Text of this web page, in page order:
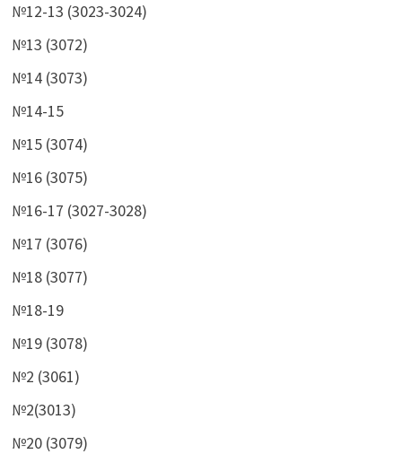
№12-13 (3023-3024)
№13 (3072)
№14 (3073)
№14-15
№15 (3074)
№16 (3075)
№16-17 (3027-3028)
№17 (3076)
№18 (3077)
№18-19
№19 (3078)
№2 (3061)
№2(3013)
№20 (3079)